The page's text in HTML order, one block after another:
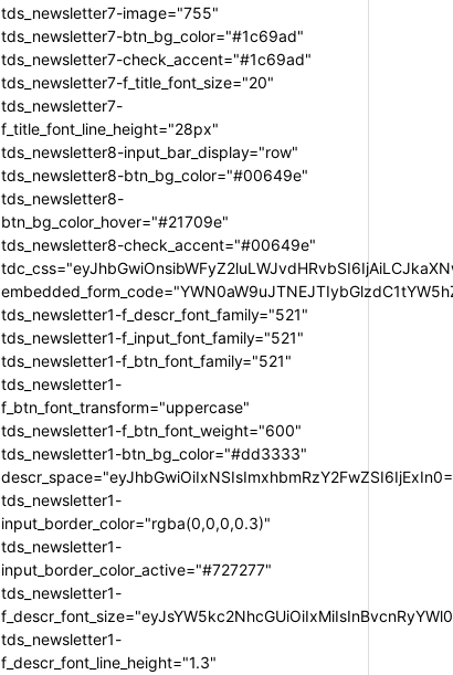
tds_newsletter7-image="755"
tds_newsletter7-btn_bg_color="#1c69ad"
tds_newsletter7-check_accent="#1c69ad"
tds_newsletter7-f_title_font_size="20"
tds_newsletter7-
f_title_font_line_height="28px"
tds_newsletter8-input_bar_display="row"
tds_newsletter8-btn_bg_color="#00649e"
tds_newsletter8-
btn_bg_color_hover="#21709e"
tds_newsletter8-check_accent="#00649e"
tds_newsletter1-f_descr_font_family="521"
tds_newsletter1-f_input_font_family="521"
tds_newsletter1-f_btn_font_family="521"
tds_newsletter1-
f_btn_font_transform="uppercase"
tds_newsletter1-f_btn_font_weight="600"
tds_newsletter1-btn_bg_color="#dd3333"
tds_newsletter1-
input_border_color="rgba(0,0,0,0.3)"
tds_newsletter1-
input_border_color_active="#727277"
tds_newsletter1-
tds_newsletter1-
f_descr_font_line_height="1.3"